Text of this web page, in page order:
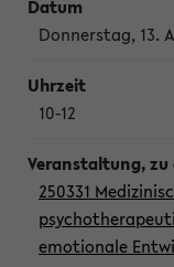
Donnerstag, 13.
10-12
250331
emotionale